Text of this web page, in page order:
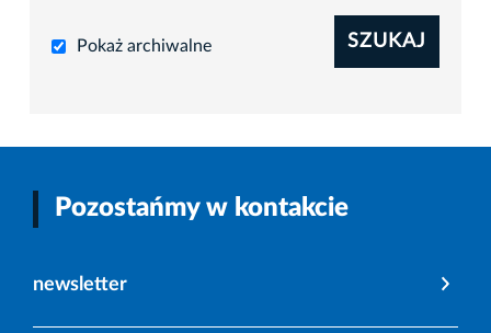
Pokaż archiwalne SZUKAJ
Pozostańmy w kontakcie
newsletter